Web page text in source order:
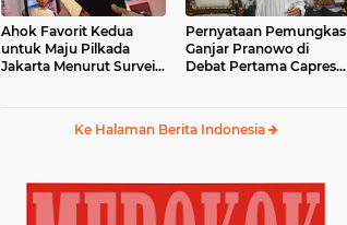
Ahok Favorit Kedua
untuk Maju Pilkada
Jakarta Menurut Survei
Pernyataan Pemungkas
Ganjar Pranowo di
Debat Pertama Capres
Ke Halaman Berita Indonesia